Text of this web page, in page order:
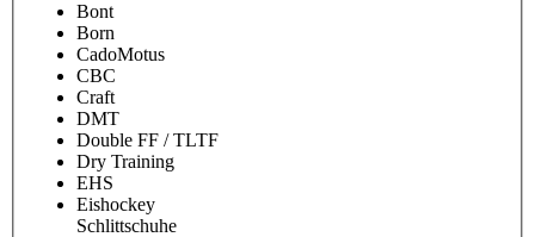
Bont
Born
CadoMotus
CBC
Craft
DMT
Double FF / TLTF
Dry Training
EHS
Eishockey
Schlittschuhe